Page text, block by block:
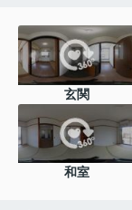
玄関
和室